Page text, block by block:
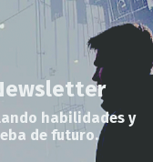
habilidades y
de futuro.